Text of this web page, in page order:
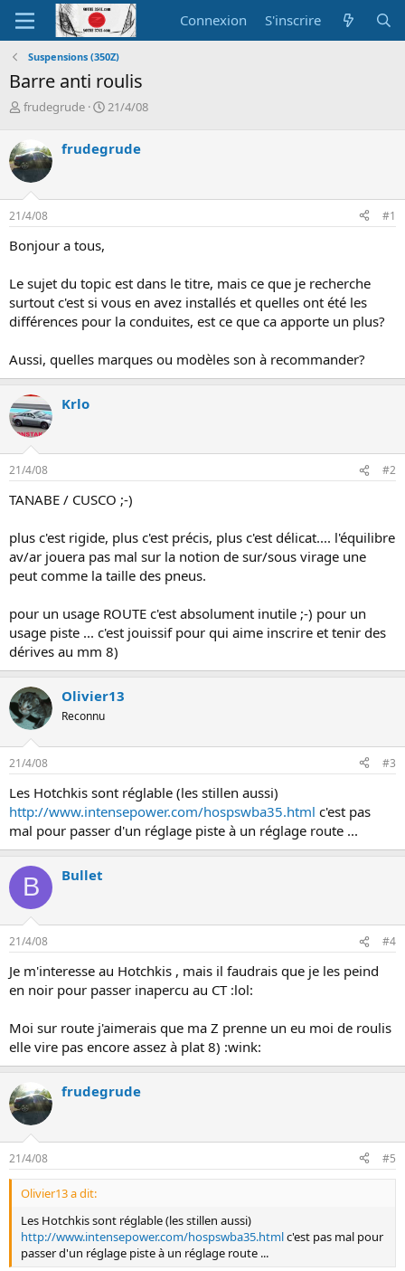
Connexion S'inscrire
Suspensions (350Z)
Barre anti roulis
A
e
u
r
d
e
a
i
s
c
s
i
o
n
frudegrude
D
e
d
21/4/08
frudegrude
21/4/08 #1
Bonjour a tous,
Le sujet du topic est dans le titre, mais ce que je recherche
surtout c'est si vous en avez installés et quelles ont été les
différences pour la conduites, est ce que ca apporte un plus?
Aussi, quelles marques ou modèles son à recommander?
Krlo
21/4/08 #2
TANABE / CUSCO ;-)
plus c'est rigide, plus c'est précis, plus c'est délicat.... l'équilibre
av/ar jouera pas mal sur la notion de sur/sous virage une
peut comme la taille des pneus.
pour un usage ROUTE c'est absolument inutile ;-) pour un
usage piste ... c'est jouissif pour qui aime inscrire et tenir des
dérives au mm 8)
Olivier13
Reconnu
21/4/08 #3
Les Hotchkis sont réglable (les stillen aussi)
http://www.intensepower.com/hospswba35.html c'est pas
mal pour passer d'un réglage piste à un réglage route ...
B Bullet
21/4/08 #4
Je m'interesse au Hotchkis , mais il faudrais que je les peind
en noir pour passer inapercu au CT :lol:
Moi sur route j'aimerais que ma Z prenne un eu moi de roulis
elle vire pas encore assez à plat 8) :wink:
frudegrude
21/4/08 #5
Olivier13 a dit:
Les Hotchkis sont réglable (les stillen aussi)
http://www.intensepower.com/hospswba35.htmlc'est pas mal pour
passer d'un réglage piste à un réglage route ...